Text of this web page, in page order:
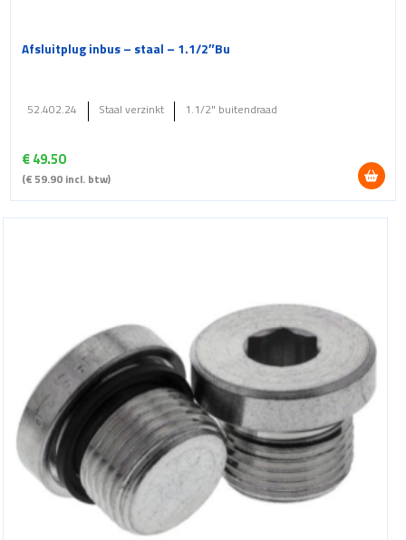
Afsluitplug inbus – staal – 1.1/2″Bu
€49.50
(€59.90incl. btw)
52.402.24 Staal verzinkt 1.1/2" buitendraad